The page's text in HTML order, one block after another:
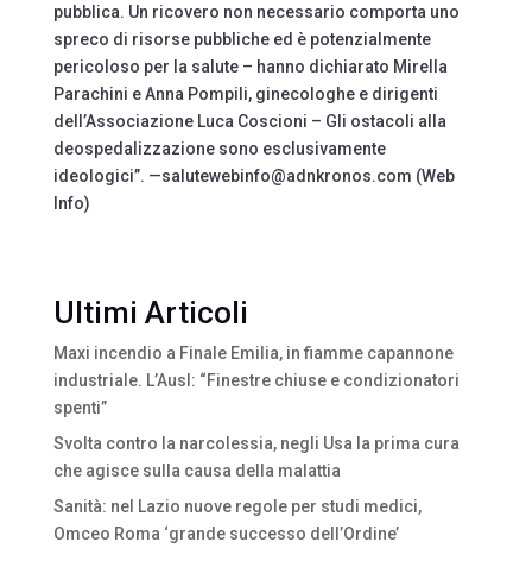
pubblica. Un ricovero non necessario comporta uno
spreco di risorse pubbliche ed è potenzialmente
pericoloso per la salute – hanno dichiarato Mirella
Parachini e Anna Pompili, ginecologhe e dirigenti
dell’Associazione Luca Coscioni – Gli ostacoli alla
deospedalizzazione sono esclusivamente
ideologici”. —salutewebinfo@adnkronos.com (Web
Info)
Ultimi Articoli
Maxi incendio a Finale Emilia, in fiamme capannone
industriale. L’Ausl: “Finestre chiuse e condizionatori
spenti”
Svolta contro la narcolessia, negli Usa la prima cura
che agisce sulla causa della malattia
Sanità: nel Lazio nuove regole per studi medici,
Omceo Roma ‘grande successo dell’Ordine’